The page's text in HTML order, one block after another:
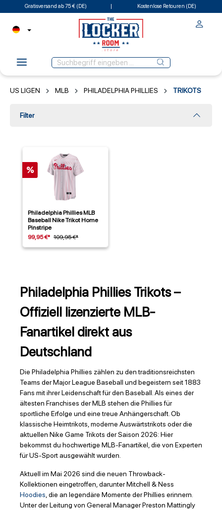
Gratisversand ab 75 € (DE) Kostenlose Retouren (DE)
US LIGEN MLB PHILADELPHIA PHILLIES TRIKOTS
Filter
%
Philadelphia Phillies MLB
Baseball Nike Trikot Home
Pinstripe
99,95 €* 109,95 €*
Philadelphia Phillies Trikots –
Offiziell lizenzierte MLB-
Fanartikel direkt aus
Deutschland
Die Philadelphia Phillies zählen zu den traditionsreichsten
Teams der Major League Baseball und begeistern seit 1883
Fans mit ihrer Leidenschaft für den Baseball. Als eines der
ältesten Franchises der MLB stehen die Phillies für
sportliche Erfolge und eine treue Anhängerschaft. Ob
klassische Heimtrikots, moderne Auswärtstrikots oder die
aktuellen Nike Game Trikots der Saison 2026: Hier
bekommst du hochwertige MLB-Fanartikel, die von Experten
für US-Sport ausgewählt wurden.
Aktuell im Mai 2026 sind die neuen Throwback-
Kollektionen eingetroffen, darunter Mitchell & Ness
Hoodies, die an legendäre Momente der Phillies erinnern.
Unter der Leitung von General Manager Preston Mattingly